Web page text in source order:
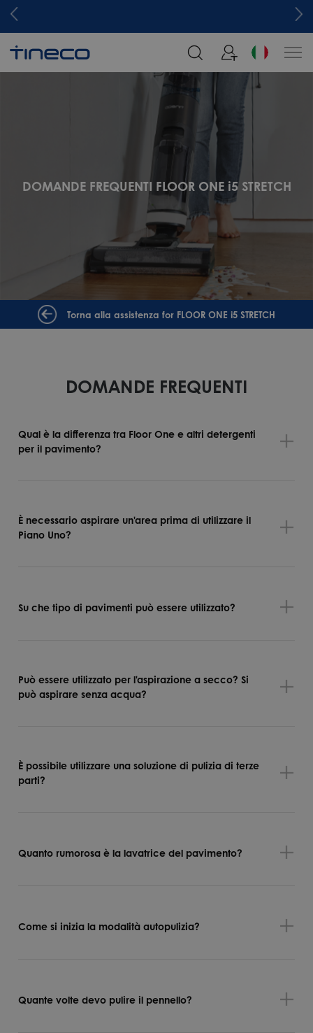
DOMANDE FREQUENTI FLOOR ONE i5 STRETCH
Torna alla assistenza for FLOOR ONE i5 STRETCH
DOMANDE FREQUENTI
Qual è la differenza tra Floor One e altri detergenti
per il pavimento?
È necessario aspirare un'area prima di utilizzare il
Piano Uno?
Su che tipo di pavimenti può essere utilizzato?
Può essere utilizzato per l'aspirazione a secco? Si
può aspirare senza acqua?
È possibile utilizzare una soluzione di pulizia di terze
parti?
Quanto rumorosa è la lavatrice del pavimento?
Come si inizia la modalità autopulizia?
Quante volte devo pulire il pennello?